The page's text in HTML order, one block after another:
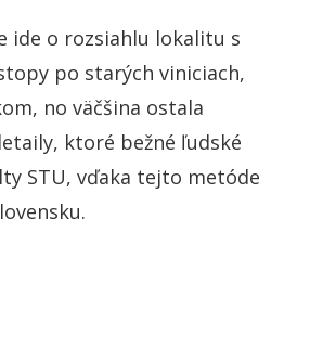
ide o rozsiahlu lokalitu s
po starých viniciach,
no väčšina ostala
ktoré bežné ľudské
STU, vďaka tejto metóde